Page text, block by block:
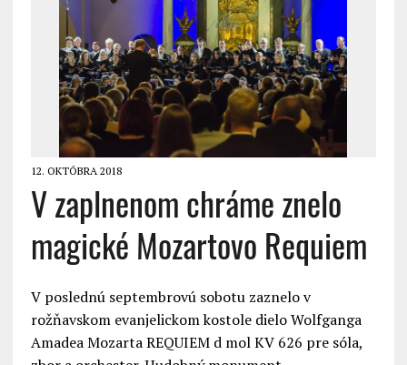
12. OKTÓBRA 2018
V zaplnenom chráme znelo
magické Mozartovo Requiem
V poslednú septembrovú sobotu zaznelo v
rožňavskom evanjelickom kostole dielo Wolfganga
Amadea Mozarta REQUIEM d mol KV 626 pre sóla,